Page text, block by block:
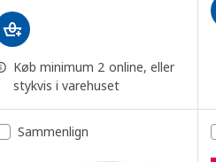
Køb minimum 2 online, eller
stykvis i varehuset
Sammenlign